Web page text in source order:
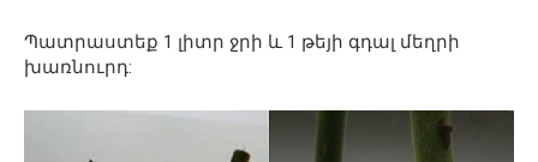
Պատրաստեք 1 լիտր ջրի և 1 թեյի գդալ մեղրի
խառնուրդ: